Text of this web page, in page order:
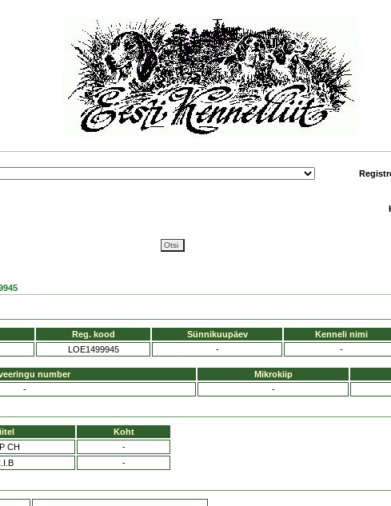
Reg. kood Sünnikuupäev Kenneli nimi
LOE1499945 - -
number Mikrokiip
-
-
Koht
CH
-
-